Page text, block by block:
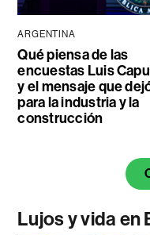
ARGENTINA
Qué piensa de las
encuestas Luis
y el mensaje que
para la industria y la
construcción
Lujos y vida en